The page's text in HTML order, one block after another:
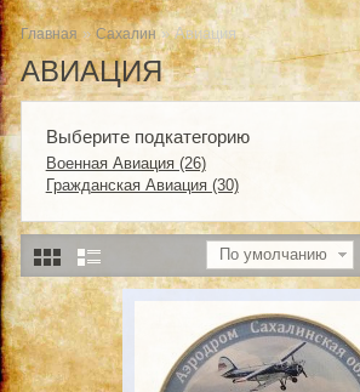
Главная » Сахалин» Авиация
АВИАЦИЯ
Выберите подкатегорию
Военная Авиация (26)
Гражданская Авиация (30)
По умолчанию